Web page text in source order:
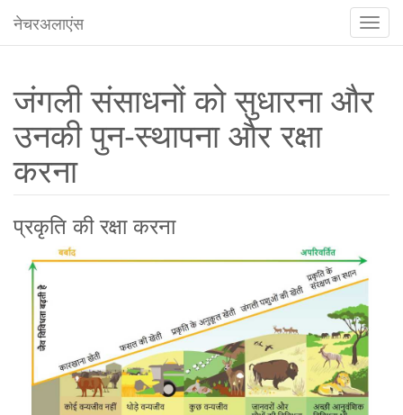
टोगल
संचालन
नेचरअलाएंस
जंगली संसाधनों को सुधारना और
उनकी पुन-स्थापना और रक्षा
करना
प्रकृति की रक्षा करना